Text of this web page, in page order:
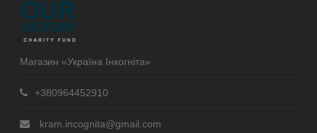
Магазин «Україна Інкогніта»
+380964452910
kram.incognita@gmail.com